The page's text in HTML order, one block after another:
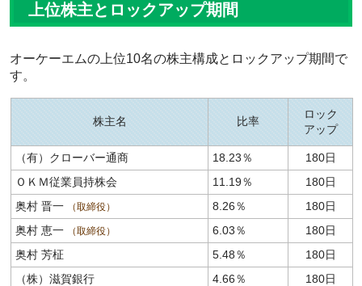
上位株主とロックアップ期間
オーケーエムの上位10名の株主構成とロックアップ期間で
す。
株主名 比率
ロック
アップ
（有）クローバー通商 18.23％
180日
ＯＫＭ従業員持株会
11.19％
180日
奥村 晋一
取締役 8.26％
180日
奥村 恵一
取締役 6.03％
180日
奥村 芳柾
5.48％
180日
（株）滋賀銀行
4.66％
180日